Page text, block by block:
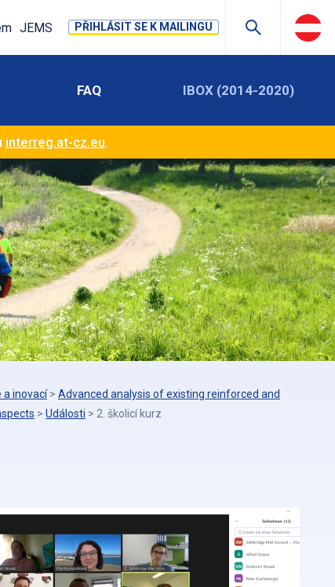
JEMS PŘIHLÁSIT SE K MAILINGU
FAQ IBOX (2014-2020)
interreg.at-cz.eu.
a inovací > Advanced analysis of existing reinforced and
> Události > 2. školicí kurz